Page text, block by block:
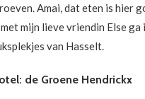
Amai, dat eten is hier
met mijn lieve vriendin Else ga
van Hasselt.
de Groene Hendrickx